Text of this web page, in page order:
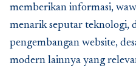
memberikan informasi,
menarik seputar teknologi,
pengembangan website,
modern lainnya yang